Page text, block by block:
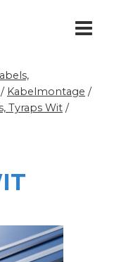
/ Kabelmontage /
Tyraps Wit /